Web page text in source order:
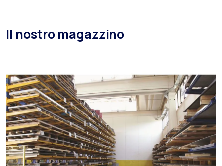
Il nostro magazzino